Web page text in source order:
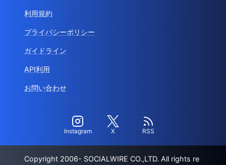
利用規約
プライバシーポリシー
ガイドライン
API利用
お問い合わせ
Instagram X RSS
Copyright 2006- SOCIALWIRE CO.,LTD. All rights re